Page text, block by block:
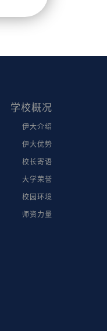
学校概况
伊大介绍
伊大优势
校长寄语
大学荣誉
校园环境
师资力量